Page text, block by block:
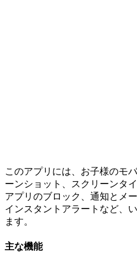
このアプリには、お子様のモ
ーンショット、スクリーンタ
アプリのブロック、通知とメ
インスタントアラートなど、
ます。
主な機能